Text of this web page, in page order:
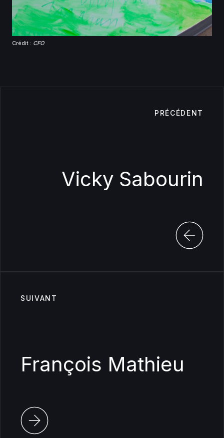
Crédit : CFO
Vicky Sabourin
PRÉCÉDENT
François Mathieu
SUIVANT